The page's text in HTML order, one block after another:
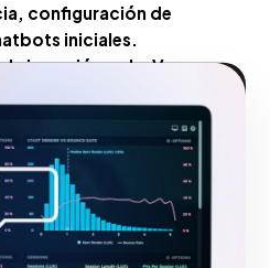
configuración de
iniciales.
inversión en La Vega.